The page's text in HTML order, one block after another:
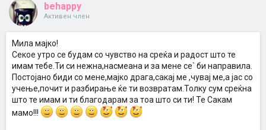
behappy
Активен член
Мила мајко!
Секое утро се будам со чувство на среќа и радост што те
имам тебе.Ти си нежна,насмеана и за мене се` би направила.
Постојано биди со мене,мајко драга,сакај ме ,чувај ме,а јас со
учење,почит и разбирање ќе ти возвратам.Толку сум среќна
што те имам и ти благодарам за тоа што си ти! Te Сакам
мамо!!!